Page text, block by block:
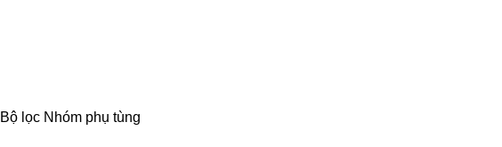
Bộ lọc Nhóm phụ tùng